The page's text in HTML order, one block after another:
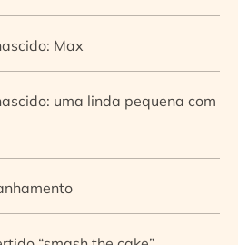
Max
uma linda pequena com